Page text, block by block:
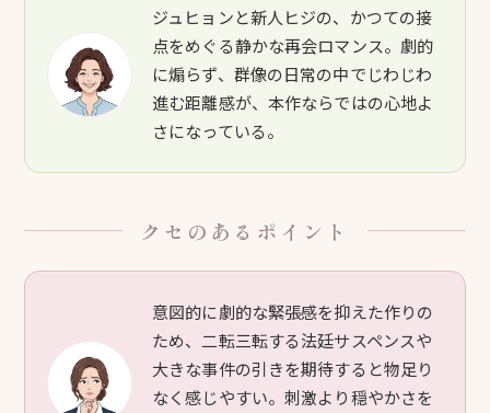
ジュヒョンと新人ヒジの、かつての接
点をめぐる静かな再会ロマンス。劇的
に煽らず、群像の日常の中でじわじわ
進む距離感が、本作ならではの心地よ
さになっている。
クセのあるポイント
意図的に劇的な緊張感を抑えた作りの
ため、二転三転する法廷サスペンスや
大きな事件の引きを期待すると物足り
なく感じやすい。刺激より穏やかさを